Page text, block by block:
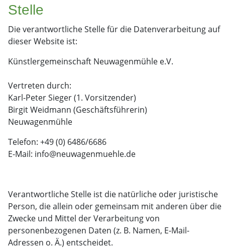
Stelle
Die verantwortliche Stelle für die Datenverarbeitung auf
dieser Website ist:
Künstlergemeinschaft Neuwagenmühle e.V.
Vertreten durch:
Karl-Peter Sieger (1. Vorsitzender)
Birgit Weidmann (Geschäftsführerin)
Neuwagenmühle
Telefon: +49 (0) 6486/6686
E-Mail: info@neuwagenmuehle.de
Verantwortliche Stelle ist die natürliche oder juristische
Person, die allein oder gemeinsam mit anderen über die
Zwecke und Mittel der Verarbeitung von
personenbezogenen Daten (z. B. Namen, E-Mail-
Adressen o. Ä.) entscheidet.